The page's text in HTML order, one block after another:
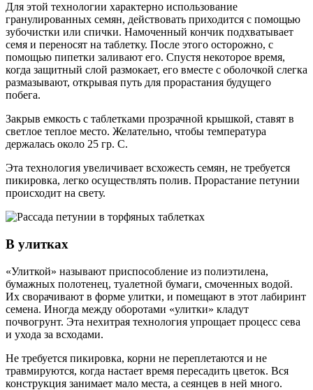
Для этой технологии характерно использование
гранулированных семян, действовать приходится с помощью
зубочистки или спички. Намоченный кончик подхватывает
семя и переносят на таблетку. После этого осторожно, с
помощью пипетки заливают его. Спустя некоторое время,
когда защитный слой размокает, его вместе с оболочкой слегка
размазывают, открывая путь для прорастания будущего
побега.
Закрыв емкость с таблетками прозрачной крышкой, ставят в
светлое теплое место. Желательно, чтобы температура
держалась около 25 гр. С.
Эта технология увеличивает всхожесть семян, не требуется
пикировка, легко осуществлять полив. Прорастание петунии
происходит на свету.
В улитках
«Улиткой» называют приспособление из полиэтилена,
бумажных полотенец, туалетной бумаги, смоченных водой.
Их сворачивают в форме улитки, и помещают в этот лабиринт
семена. Иногда между оборотами «улитки» кладут
почвогрунт. Эта нехитрая технология упрощает процесс сева
и ухода за всходами.
Не требуется пикировка, корни не переплетаются и не
травмируются, когда настает время пересадить цветок. Вся
конструкция занимает мало места, а сеянцев в ней много.